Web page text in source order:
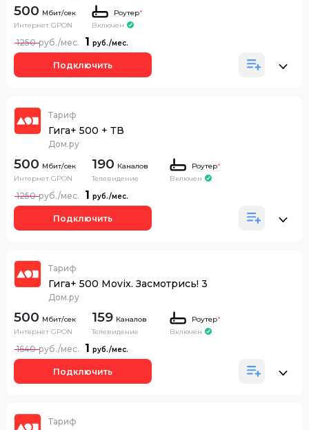
500
Интернет GPON
Роутер*
Включен
1
1250
Подключить
Тариф
Гига+ 500 + ТВ
Дом.ру
500
Интернет GPON
190 Каналов
Телевидение
Роутер*
Включен
1
1250
Подключить
Тариф
Гига+ 500 Movix. Засмотрись! 3
Дом.ру
500
Интернет GPON
159 Каналов
Телевидение
Роутер*
Включен
1
1640
Подключить
Тариф